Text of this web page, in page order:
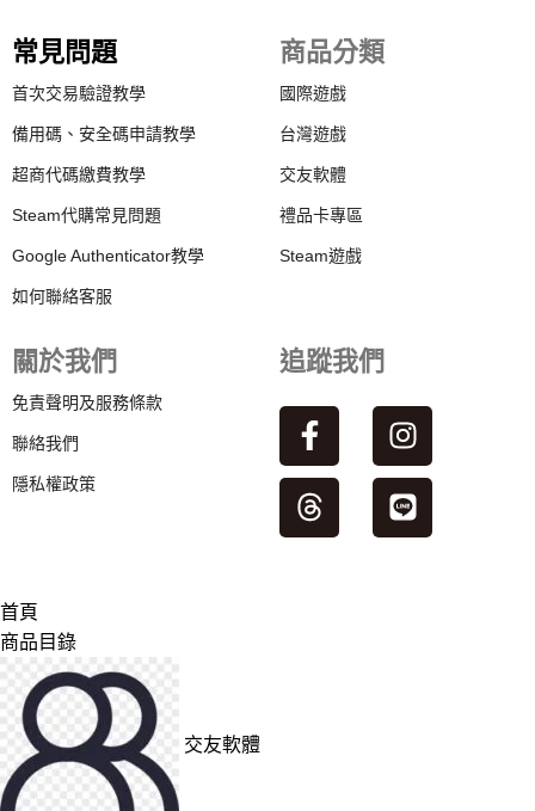
常見問題
首次交易驗證教學
備用碼、安全碼申請教學
超商代碼繳費教學
Steam代購常見問題
Google Authenticator教學
如何聯絡客服
商品分類
國際遊戲
台灣遊戲
交友軟體
禮品卡專區
Steam遊戲
關於我們
免責聲明及服務條款
聯絡我們
隱私權政策
追蹤我們
首頁
商品目錄
交友軟體